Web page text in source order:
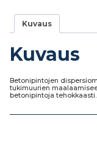
Kuvaus
Kuvaus
Betonipintojen
tukimuurien
betonipintoja tehokkaasti.